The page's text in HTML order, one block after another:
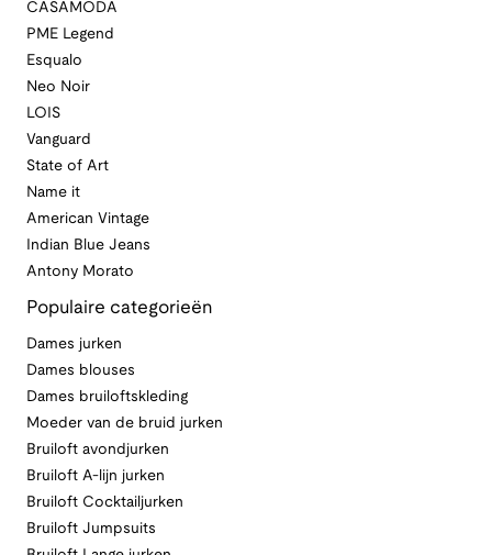
CASAMODA
PME Legend
Esqualo
Neo Noir
LOIS
Vanguard
State of Art
Name it
American Vintage
Indian Blue Jeans
Antony Morato
Populaire categorieën
Dames jurken
Dames blouses
Dames bruiloftskleding
Moeder van de bruid jurken
Bruiloft avondjurken
Bruiloft A-lijn jurken
Bruiloft Cocktailjurken
Bruiloft Jumpsuits